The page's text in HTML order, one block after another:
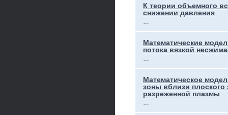
К теории объемного
снижении давления
…
Математические
потока вязкой
…
Математическое
зоны вблизи плоского
разреженной плазмы
…